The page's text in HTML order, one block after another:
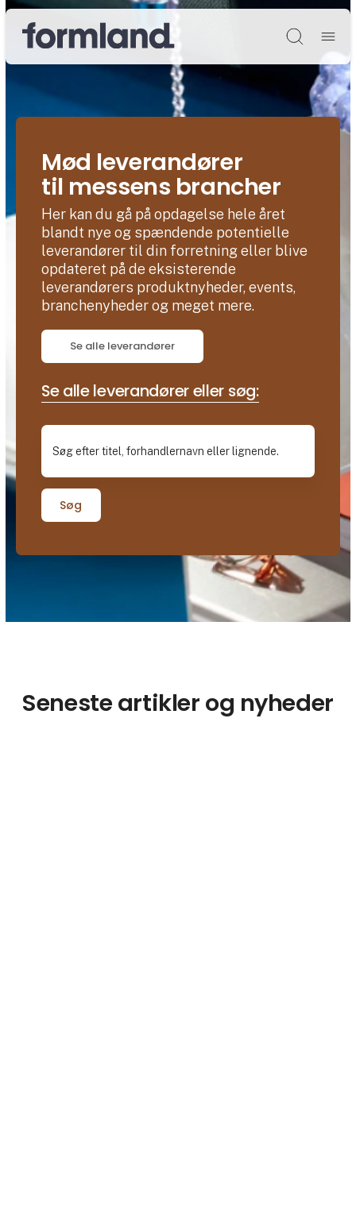
Søg
Mød leverandører
til messens brancher
Her kan du gå på opdagelse hele året
blandt nye og spændende potentielle
leverandører til din forretning eller blive
opdateret på de eksisterende
leverandørers produktnyheder, events,
branchenyheder og meget mere.
Se alle leverandører
Se alle leverandører eller søg:
Søg
Seneste artikler og nyheder